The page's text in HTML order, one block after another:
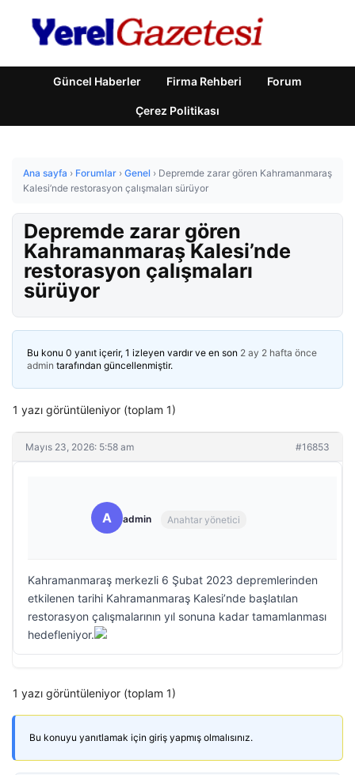
Güncel Haberler Firma Rehberi Forum
Çerez Politikası
Ana sayfa › Forumlar › Genel › Depremde zarar gören Kahramanmaraş
Kalesi’nde restorasyon çalışmaları sürüyor
Depremde zarar gören
Kahramanmaraş Kalesi’nde
restorasyon çalışmaları
sürüyor
Bu konu 0 yanıt içerir, 1 izleyen vardır ve en son 2 ay 2 hafta önce
admin tarafından güncellenmiştir.
1 yazı görüntüleniyor (toplam 1)
Mayıs 23, 2026: 5:58 am #16853
A admin Anahtar yönetici
Kahramanmaraş merkezli 6 Şubat 2023 depremlerinden
etkilenen tarihi Kahramanmaraş Kalesi’nde başlatılan
restorasyon çalışmalarının yıl sonuna kadar tamamlanması
hedefleniyor.
1 yazı görüntüleniyor (toplam 1)
Bu konuyu yanıtlamak için giriş yapmış olmalısınız.